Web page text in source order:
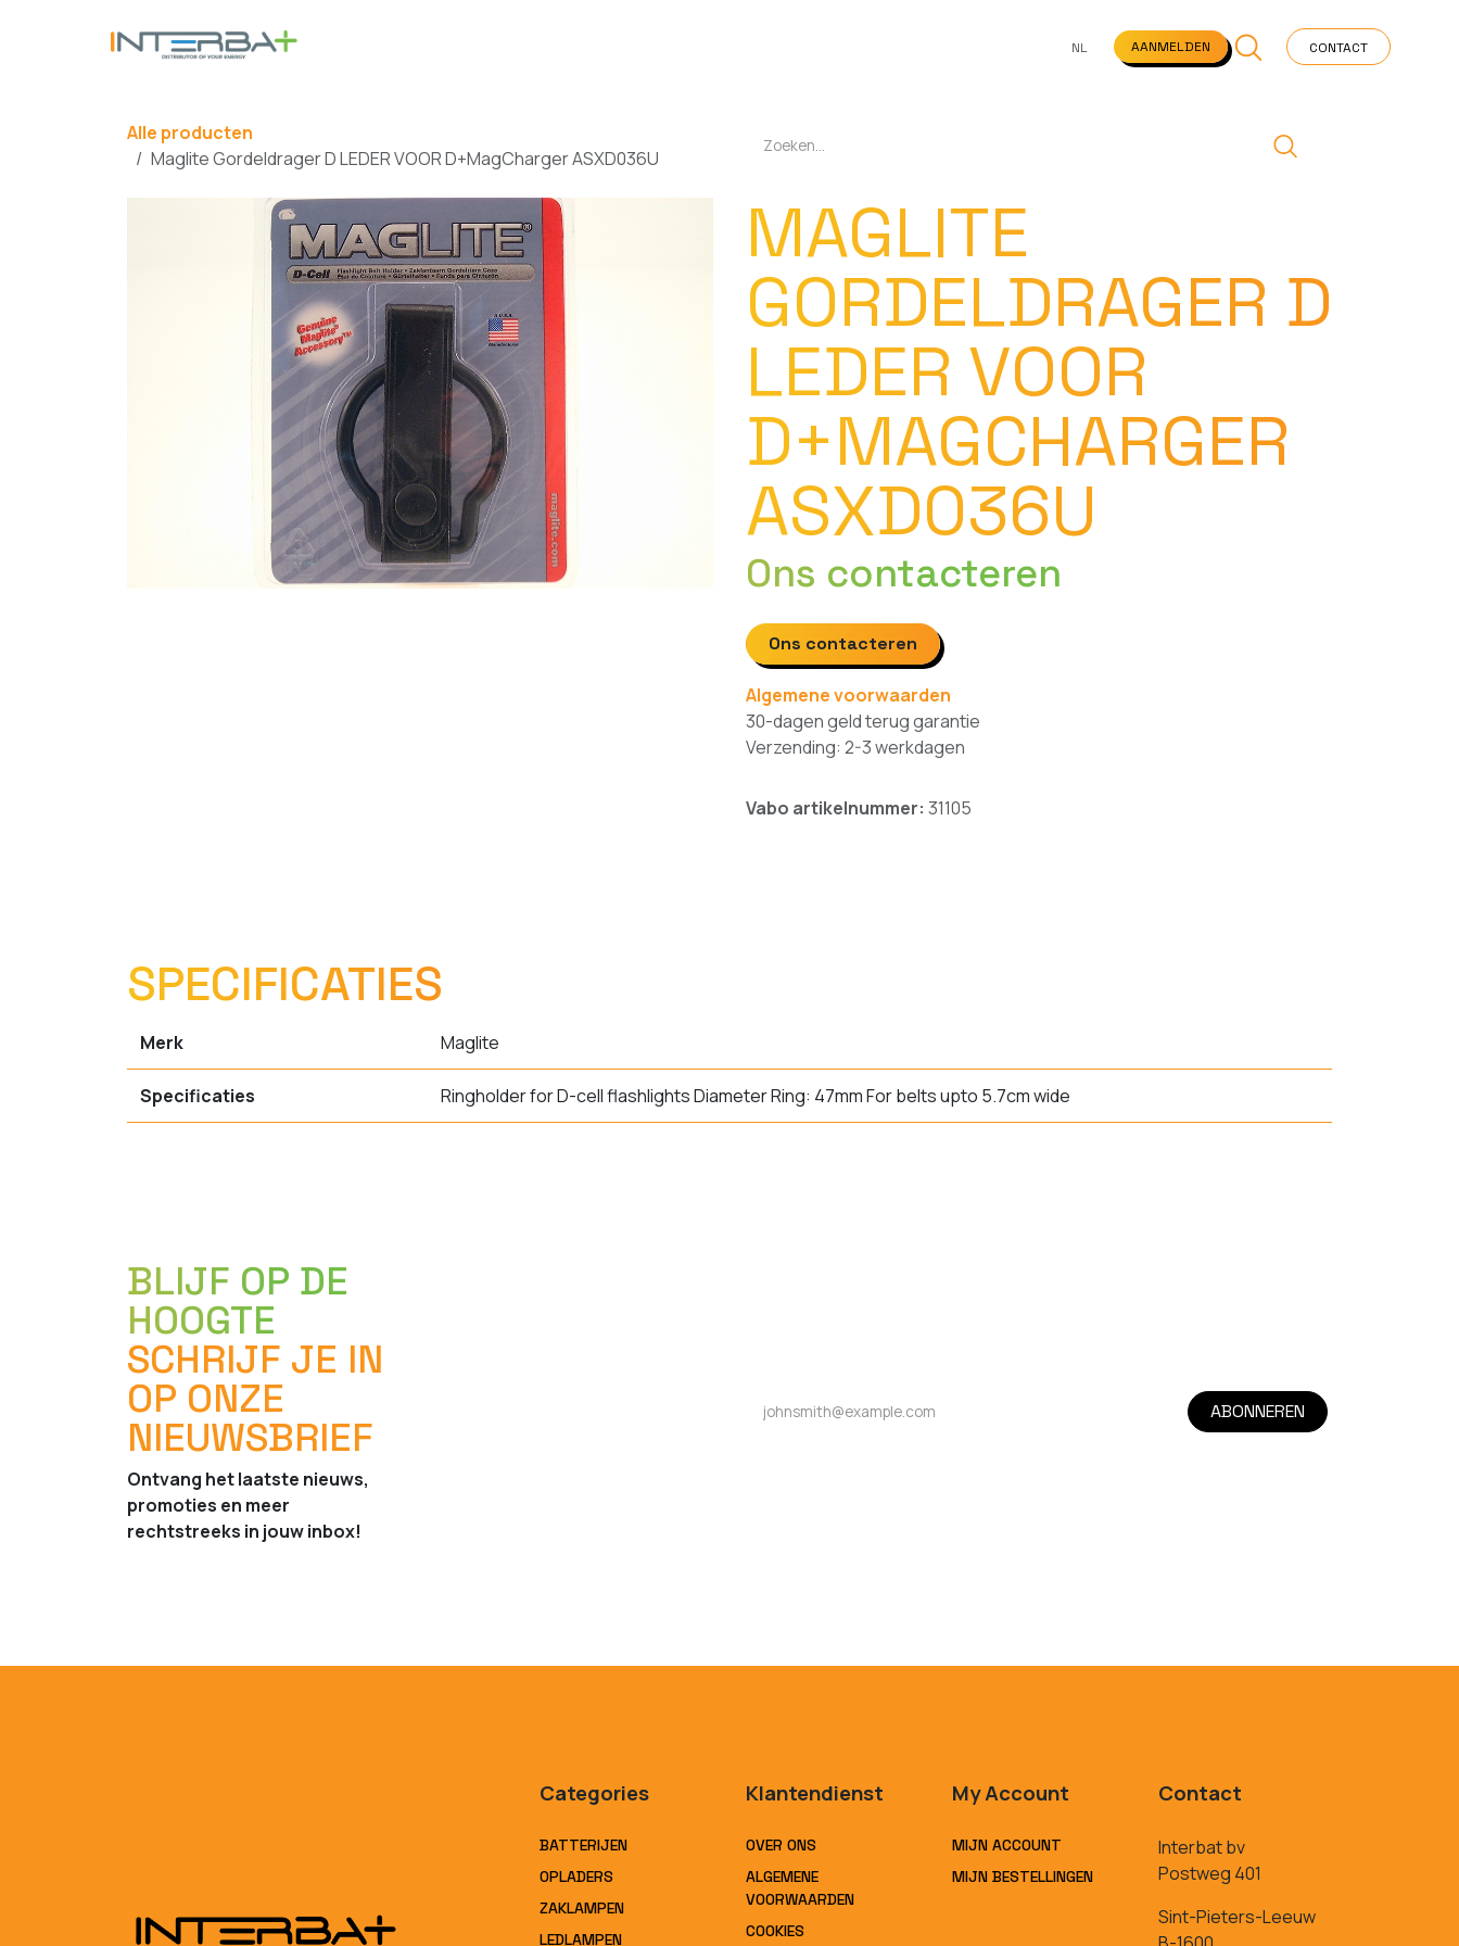
VEELGESTELDE VRAGEN STARTPAGINA NEWS
NL AANMELDEN CONTACT
Alle producten
Maglite Gordeldrager D LEDER VOOR D+MagCharger ASXD036U
MAGLITE
GORDELDRAGER D
LEDER VOOR
D+MAGCHARGER
ASXD036U
Ons contacteren
Ons contacteren
Algemene voorwaarden
30-dagen geld terug garantie
Verzending: 2-3 werkdagen
Vabo artikelnummer: 31105
SPECIFICATIES
Merk Maglite
Specificaties Ringholder for D-cell flashlights Diameter Ring: 47mm For belts upto 5.7cm wide
BLIJF OP DE
HOOGTE
SCHRIJF JE IN
OP ONZE
NIEUWSBRIEF
Ontvang het laatste nieuws,
promoties en meer
rechtstreeks in jouw inbox!
ABONNEREN
Categories
BATTERIJEN
OPLADERS
ZAKLAMPEN
LEDLAMPEN
Klantendienst
OVER ONS
ALGEMENE
VOORWAARDEN
COOKIES
My Account
MIJN ACCOUNT
MIJN BESTELLINGEN
Contact
Interbat bv
Postweg 401
Sint-Pieters-Leeuw